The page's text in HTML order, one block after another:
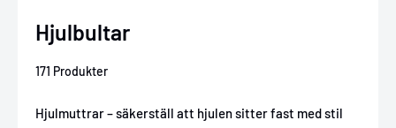
Hjulbultar
171 Produkter
Hjulmuttrar – säkerställ att hjulen sitter fast med stil